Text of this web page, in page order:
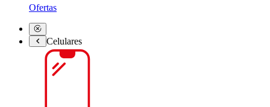
Ofertas
Celulares